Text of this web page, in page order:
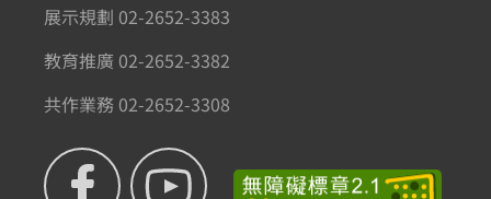
展示規劃 02-2652-3383
教育推廣 02-2652-3382
共作業務 02-2652-3308